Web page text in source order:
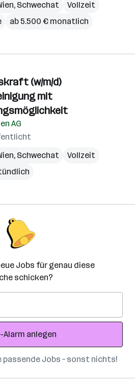
, Schwechat
Vollzeit
ab 5.500 € monatlich
(w/m/d)
mit
AG
, Schwechat
Vollzeit
Jobs für genau diese
schicken?
Alarm anlegen
passende Jobs – sonst nichts!